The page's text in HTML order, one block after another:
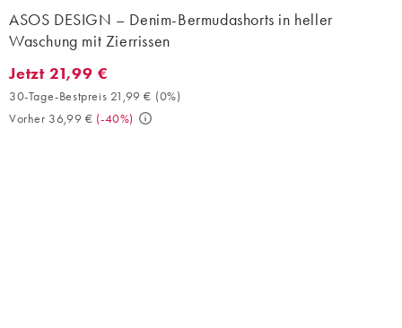
ASOS DESIGN – Denim-Bermudashorts in heller
Waschung mit Zierrissen
Jetzt 21,99 €. 30-Tage-Bestpreis 21,99 € (0%). Vorher 36,99 €.
Jetzt 21,99 €
30-Tage-Bestpreis 21,99 € (0%)
Vorher 36,99 € (-40%)